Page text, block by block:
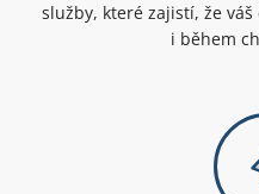
služby, které zajistí, že
i během